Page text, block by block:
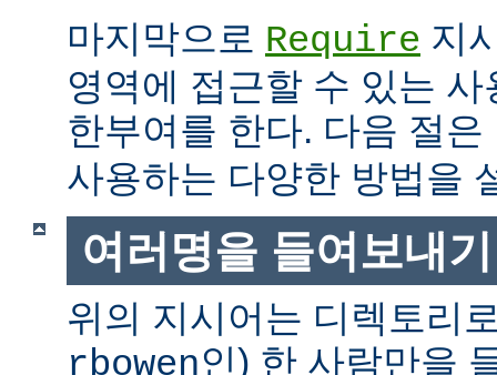
마지막으로 Require 지
영역에 접근할 수 있는
한부여를 한다. 다음 절은
사용하는 다양한 방법을
여러명을 들여보내기
위의 지시어는 디렉토리
rbowen인) 한 사람만을